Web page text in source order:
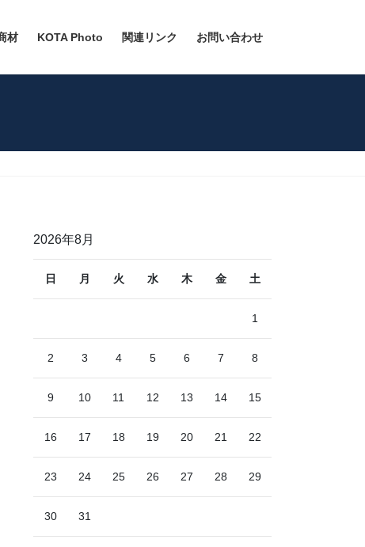
材 KOTA Photo 関連リンク お問い合わせ
2026年8月
日 月 火 水 木 金 土
1
2 3 4 5 6 7 8
9 10 11 12 13 14 15
16 17 18 19 20 21 22
23 24 25 26 27 28 29
30 31